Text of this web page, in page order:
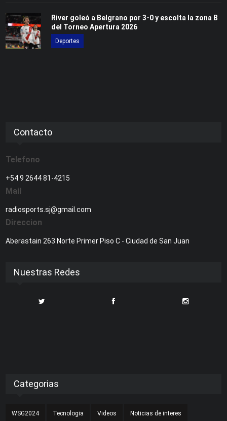
River goleó a Belgrano por 3-0 y escolta la zona B
del Torneo Apertura 2026
Deportes
Contacto
Telefono
+54 9 2644 81-4215
Mail
radiosports.sj@gmail.com
Direccion
Aberastain 263 Norte Primer Piso C - Ciudad de San Juan
Nuestras Redes
Categorias
WSG2024 Tecnologia Videos Noticias de interes